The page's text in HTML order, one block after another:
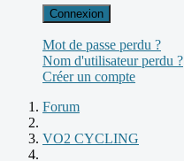
Connexion
Mot de passe perdu ?
Nom d'utilisateur perdu ?
Créer un compte
Forum
VO2 CYCLING